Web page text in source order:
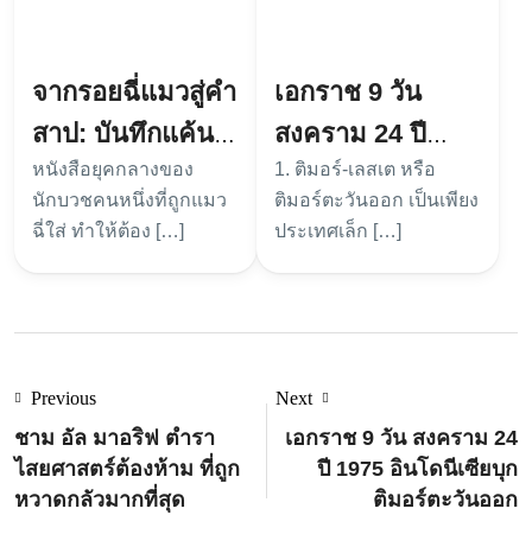
จากรอยฉี่แมวสู่คำ
สาป: บันทึกแค้น
นักบวชยุคกลาง
หนังสือยุคกลางของ
นักบวชคนหนึ่งที่ถูกแมว
ฉี่ใส่ ทำให้ต้อง […]
เอกราช 9 วัน
สงคราม 24 ปี
1975 อินโดนีเซีย
บุกติมอร์ตะวันออก
1. ติมอร์-เลสเต หรือ
ติมอร์ตะวันออก เป็นเพียง
ประเทศเล็ก […]
Previous
ชาม อัล มาอริฟ ตำรา
ไสยศาสตร์ต้องห้าม ที่ถูก
หวาดกลัวมากที่สุด
Next
เอกราช 9 วัน สงคราม 24
ปี 1975 อินโดนีเซียบุก
ติมอร์ตะวันออก